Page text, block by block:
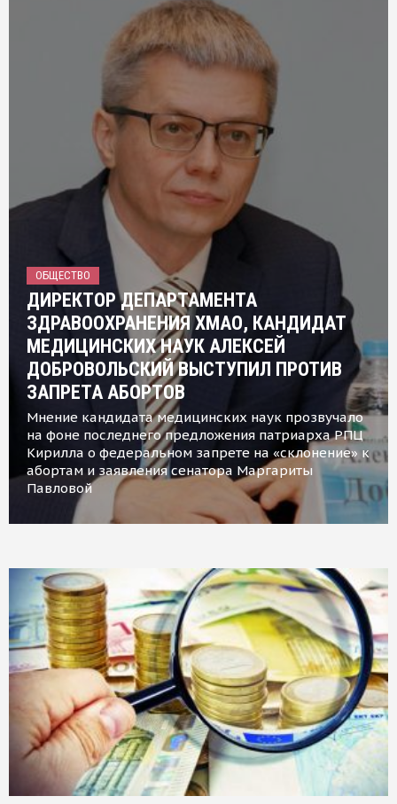
ОБЩЕСТВО
ДИРЕКТОР ДЕПАРТАМЕНТА
ЗДРАВООХРАНЕНИЯ ХМАО, КАНДИДАТ
МЕДИЦИНСКИХ НАУК АЛЕКСЕЙ
ДОБРОВОЛЬСКИЙ ВЫСТУПИЛ ПРОТИВ
ЗАПРЕТА АБОРТОВ
Мнение кандидата медицинских наук прозвучало
на фоне последнего предложения патриарха РПЦ
Кирилла о федеральном запрете на «склонение» к
абортам и заявления сенатора Маргариты
Павловой